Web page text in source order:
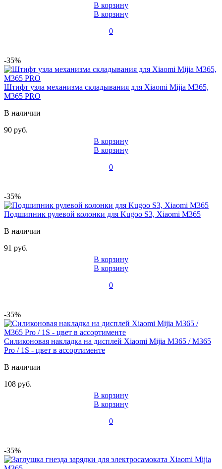
В корзину
В корзину
0
-35%
Штифт узла механизма складывания для Xiaomi Mijia M365,
M365 PRO
В наличии
90 руб.
В корзину
В корзину
0
-35%
Подшипник рулевой колонки для Kugoo S3, Xiaomi M365
В наличии
91 руб.
В корзину
В корзину
0
-35%
Силиконовая накладка на дисплей Xiaomi Mijia M365 / M365
Pro / 1S - цвет в ассортименте
В наличии
108 руб.
В корзину
В корзину
0
-35%